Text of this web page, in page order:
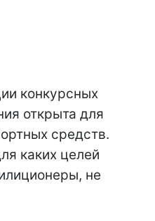
конкурсных
открыта для
средств.
каких целей
не